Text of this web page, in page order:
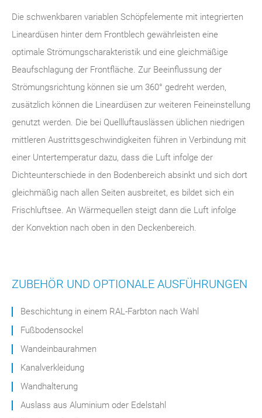
Die schwenkbaren variablen Schöpfelemente mit integrierten
Lineardüsen hinter dem Frontblech gewährleisten eine
optimale Strömungscharakteristik und eine gleichmäßige
Beaufschlagung der Frontfläche. Zur Beeinflussung der
Strömungsrichtung können sie um 360° gedreht werden,
zusätzlich können die Lineardüsen zur weiteren Feineinstellung
genutzt werden. Die bei Quellluftauslässen üblichen niedrigen
mittleren Austrittsgeschwindigkeiten führen in Verbindung mit
einer Untertemperatur dazu, dass die Luft infolge der
Dichteunterschiede in den Bodenbereich absinkt und sich dort
gleichmäßig nach allen Seiten ausbreitet, es bildet sich ein
Frischluftsee. An Wärmequellen steigt dann die Luft infolge
der Konvektion nach oben in den Deckenbereich.
ZUBEHÖR UND OPTIONALE AUSFÜHRUNGEN
Beschichtung in einem RAL-Farbton nach Wahl
Fußbodensockel
Wandeinbaurahmen
Kanalverkleidung
Wandhalterung
Auslass aus Aluminium oder Edelstahl